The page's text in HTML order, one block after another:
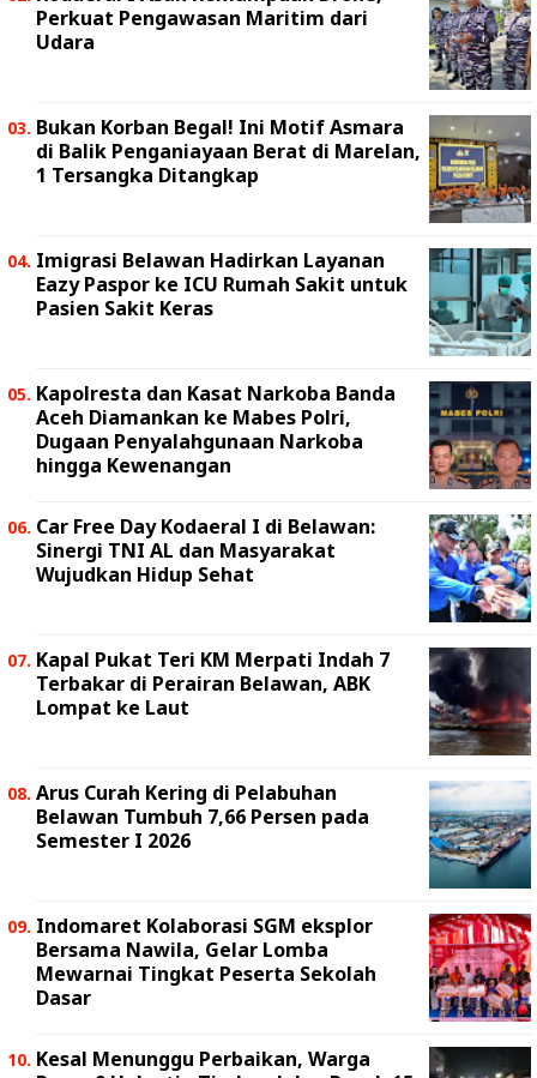
Perkuat Pengawasan Maritim dari
Udara
Bukan Korban Begal! Ini Motif Asmara
di Balik Penganiayaan Berat di Marelan,
1 Tersangka Ditangkap
Imigrasi Belawan Hadirkan Layanan
Eazy Paspor ke ICU Rumah Sakit untuk
Pasien Sakit Keras
Kapolresta dan Kasat Narkoba Banda
Aceh Diamankan ke Mabes Polri,
Dugaan Penyalahgunaan Narkoba
hingga Kewenangan
Car Free Day Kodaeral I di Belawan:
Sinergi TNI AL dan Masyarakat
Wujudkan Hidup Sehat
Kapal Pukat Teri KM Merpati Indah 7
Terbakar di Perairan Belawan, ABK
Lompat ke Laut
Arus Curah Kering di Pelabuhan
Belawan Tumbuh 7,66 Persen pada
Semester I 2026
Indomaret Kolaborasi SGM eksplor
Bersama Nawila, Gelar Lomba
Mewarnai Tingkat Peserta Sekolah
Dasar
Kesal Menunggu Perbaikan, Warga